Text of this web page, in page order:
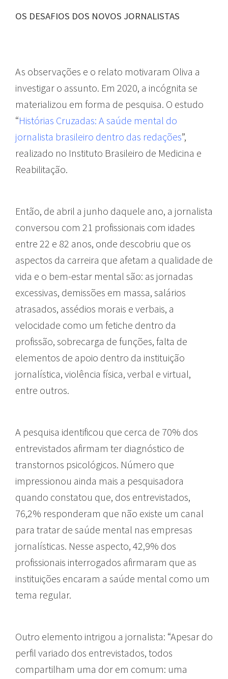
OS DESAFIOS DOS NOVOS JORNALISTAS
As observações e o relato motivaram Oliva a
investigar o assunto. Em 2020, a incógnita se
materializou em forma de pesquisa. O estudo
“Histórias Cruzadas: A saúde mental do
jornalista brasileiro dentro das redações”,
realizado no Instituto Brasileiro de Medicina e
Reabilitação.
Então, de abril a junho daquele ano, a jornalista
conversou com 21 profissionais com idades
entre 22 e 82 anos, onde descobriu que os
aspectos da carreira que afetam a qualidade de
vida e o bem-estar mental são: as jornadas
excessivas, demissões em massa, salários
atrasados, assédios morais e verbais, a
velocidade como um fetiche dentro da
profissão, sobrecarga de funções, falta de
elementos de apoio dentro da instituição
jornalística, violência física, verbal e virtual,
entre outros.
A pesquisa identificou que cerca de 70% dos
entrevistados afirmam ter diagnóstico de
transtornos psicológicos. Número que
impressionou ainda mais a pesquisadora
quando constatou que, dos entrevistados,
76,2% responderam que não existe um canal
para tratar de saúde mental nas empresas
jornalísticas. Nesse aspecto, 42,9% dos
profissionais interrogados afirmaram que as
instituições encaram a saúde mental como um
tema regular.
Outro elemento intrigou a jornalista: “Apesar do
perfil variado dos entrevistados, todos
compartilham uma dor em comum: uma